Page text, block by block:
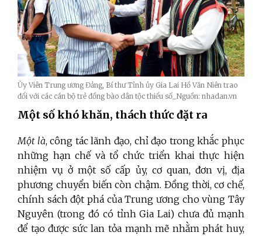
Ủy Viên Trung ương Đảng, Bí thư Tỉnh ủy Gia Lai Hồ Văn Niên trao
đổi với các cán bộ trẻ đồng bào dân tộc thiểu số_Nguồn: nhadan.vn
Một số khó khăn, thách thức đặt ra
Một là, công tác lãnh đạo, chỉ đạo trong khắc phục
những hạn chế và tổ chức triển khai thực hiện
nhiệm vụ ở một số cấp ủy, cơ quan, đơn vị, địa
phương chuyển biến còn chậm. Đồng thời, cơ chế,
chính sách đột phá của Trung ương cho vùng Tây
Nguyên (trong đó có tỉnh Gia Lai) chưa đủ mạnh
để tạo được sức lan tỏa mạnh mẽ nhằm phát huy,